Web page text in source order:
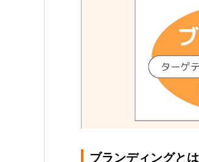
ブランディングとは